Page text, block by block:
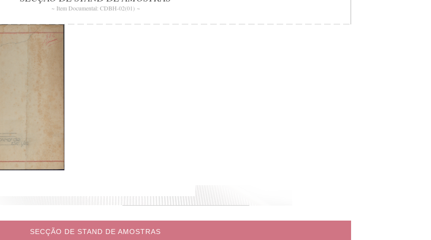
~ Item Documental: CDBH-02(01) ~
SECÇÃO DE STAND DE AMOSTRAS